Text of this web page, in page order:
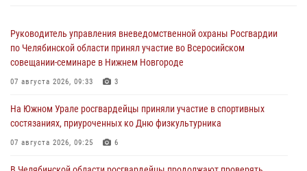
Руководитель управления вневедомственной охраны Росгвардии
по Челябинской области принял участие во Всеросийском
совещании-семинаре в Нижнем Новгороде
07 августа 2026, 09:33 3
На Южном Урале росгвардейцы приняли участие в спортивных
состязаниях, приуроченных ко Дню физкультурника
07 августа 2026, 09:25 6